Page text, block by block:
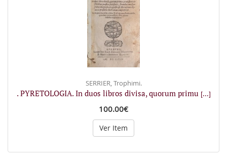
SERRIER, Trophimi.
. PYRETOLOGIA. In duos libros divisa, quorum primu [...]
100.00€
Ver Item